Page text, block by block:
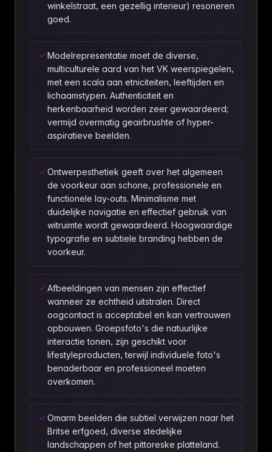
winkelstraat, een gezellig interieur) resoneren
goed.
Modelrepresentatie moet de diverse,
multiculturele aard van het VK weerspiegelen,
met een scala aan etniciteiten, leeftijden en
lichaamstypen. Authenticiteit en
herkenbaarheid worden zeer gewaardeerd;
vermijd overmatig geairbrushte of hyper-
aspiratieve beelden.
Ontwerpesthetiek geeft over het algemeen
de voorkeur aan schone, professionele en
functionele lay-outs. Minimalisme met
duidelijke navigatie en effectief gebruik van
witruimte wordt gewaardeerd. Hoogwaardige
typografie en subtiele branding hebben de
voorkeur.
Afbeeldingen van mensen zijn effectief
wanneer ze echtheid uitstralen. Direct
oogcontact is acceptabel en kan vertrouwen
opbouwen. Groepsfoto's die natuurlijke
interactie tonen, zijn geschikt voor
lifestyleproducten, terwijl individuele foto's
benaderbaar en professioneel moeten
overkomen.
Omarm beelden die subtiel verwijzen naar het
Britse erfgoed, diverse stedelijke
landschappen of het pittoreske platteland.